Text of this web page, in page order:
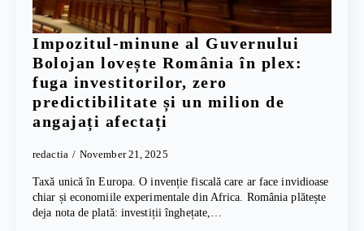
Impozitul-minune al Guvernului
Bolojan lovește România în plex:
fuga investitorilor, zero
predictibilitate și un milion de
angajați afectați
redactia November 21, 2025
Taxă unică în Europa. O invenție fiscală care ar face invidioase
chiar și economiile experimentale din Africa. România plătește
deja nota de plată: investiții înghețate,…